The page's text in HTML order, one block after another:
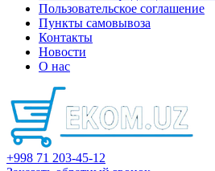
Пользовательское соглашение
Пункты самовывоза
Контакты
Новости
О нас
+998 71 203-45-12